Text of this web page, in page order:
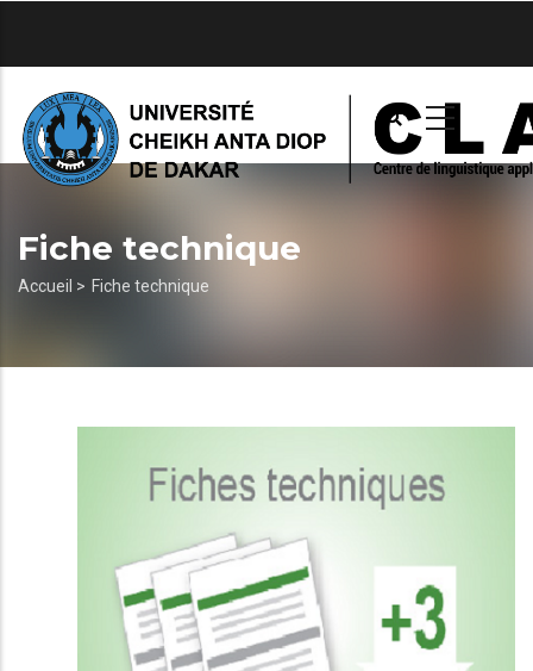
principal
Fiche technique
Fil
Accueil > Fiche technique